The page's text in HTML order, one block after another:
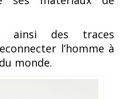
ainsi des traces
l’homme à
monde.